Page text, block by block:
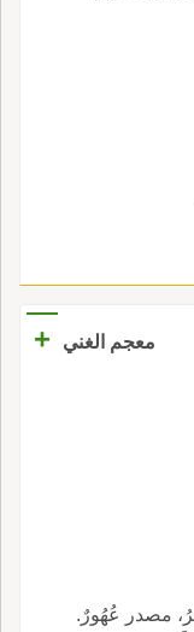
معجم الغني +
مصدر عُهُورٌ.